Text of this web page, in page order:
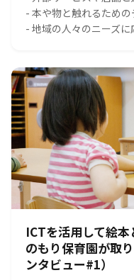
- 本や物と触れるため
- 地域の人々のニーズ
ICTを活用して絵
のもり保育園が取
ンタビュー#1）